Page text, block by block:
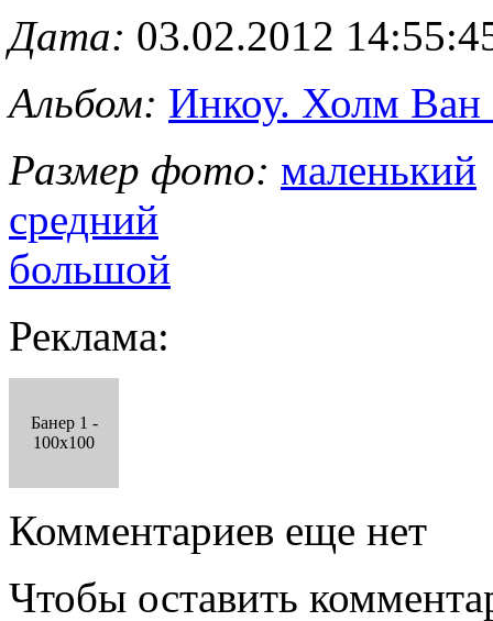
Дата: 03.02.2012
Альбом: Инкоу. Холм
Размер фото: маленький
средний
большой
Реклама:
Банер 1 -
100x100
Комментариев еще нет
Чтобы оставить